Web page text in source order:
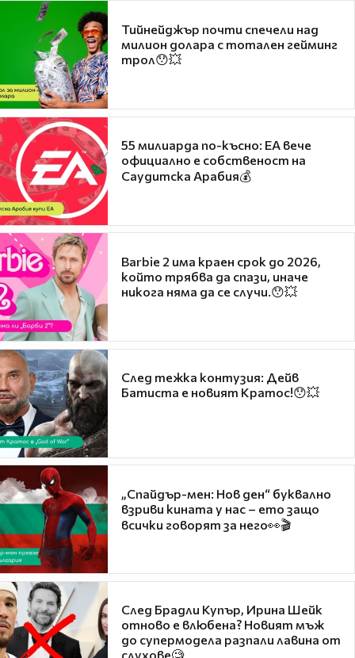
Тийнейджър почти спечели над
милион долара с тотален гейминг
трол😯💥
55 милиарда по-късно: EA вече
официално е собственост на
Саудитска Арабия💰
Barbie 2 има краен срок до 2026,
който трябва да спази, иначе
никога няма да се случи.😯💥
След тежка контузия: Дейв
Батиста е новият Кратос!😯💥
„Спайдър-мен: Нов ден“ буквално
взриви кината у нас – ето защо
всички говорят за него👀🎬
След Брадли Купър, Ирина Шейк
отново е влюбена? Новият мъж
до супермодела разпали лавина от
слухове🧐